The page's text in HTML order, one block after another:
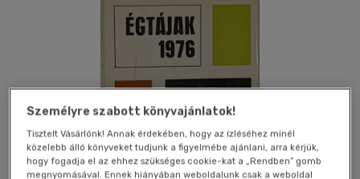
Személyre szabott könyvajánlatok!
Tisztelt Vásárlónk! Annak érdekében, hogy az ízléséhez minél
közelebb álló könyveket tudjunk a figyelmébe ajánlani, arra kérjük,
hogy fogadja el az ehhez szükséges cookie-kat a „Rendben” gomb
megnyomásával. Ennek hiányában weboldalunk csak a weboldal